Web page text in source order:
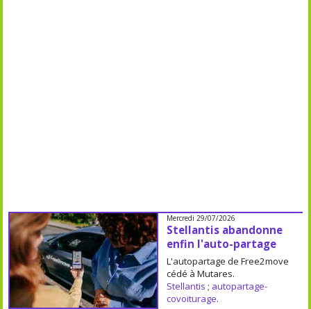
Mercredi 29/07/2026
Stellantis abandonne
enfin l'auto-partage
L'autopartage de Free2move
cédé à Mutares.
Stellantis ; autopartage-
covoiturage.